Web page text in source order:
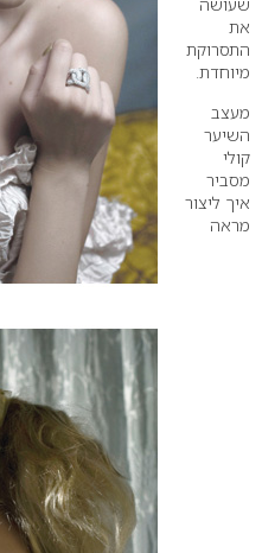
את
התסרוקת
מיוחדת.
מעצב
השיער
קולי
מסביר
איך ליצור
מראה